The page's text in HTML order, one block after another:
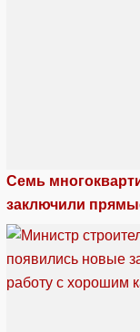
Семь
заключили